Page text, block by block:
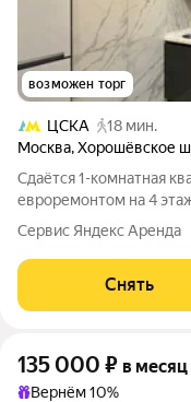
возможен торг
ЦСКА
18 мин.
Москва,Хорошёвское
Сдаётся 1-комнатная
евроремонтом на 4
месяцев. Из техники есть: Телевизор Духовой
Стиральная машина Холодильник Кондиционер Пылесос Дом -
кирпичный, окна
Сервис Яндекс Аренда
Снять
135 000 ₽ в месяц
Вернём 10%